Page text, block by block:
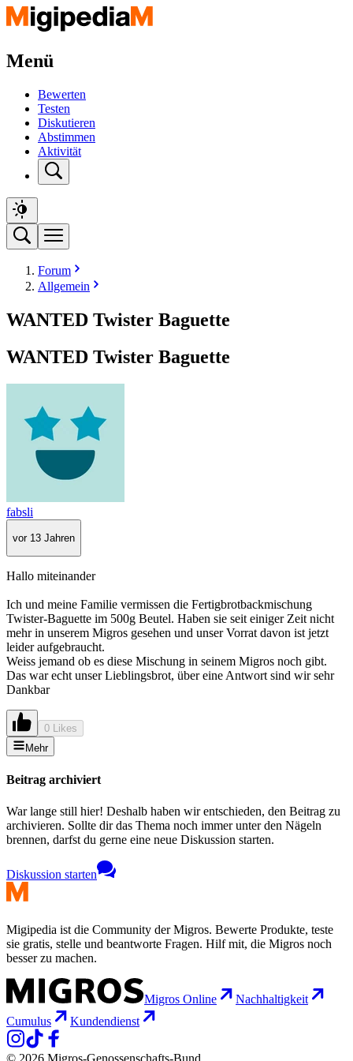
Menü
Bewerten
Testen
Diskutieren
Abstimmen
Aktivität
Forum
Allgemein
WANTED Twister Baguette
WANTED Twister Baguette
fabsli
vor 13 Jahren
Hallo miteinander
Ich und meine Familie vermissen die Fertigbrotbackmischung
Twister-Baguette im 500g Beutel. Haben sie seit einiger Zeit nicht
mehr in unserem Migros gesehen und unser Vorrat davon ist jetzt
leider aufgebraucht.
Weiss jemand ob es diese Mischung in seinem Migros noch gibt.
Das war echt unser Lieblingsbrot, über eine Antwort sind wir sehr
Dankbar
0 Likes
Mehr
Beitrag archiviert
War lange still hier! Deshalb haben wir entschieden, den Beitrag zu
archivieren. Sollte dir das Thema noch immer unter den Nägeln
brennen, darfst du gerne eine neue Diskussion starten.
Diskussion starten
Migipedia ist die Community der Migros. Bewerte Produkte, teste
sie gratis, stelle und beantworte Fragen. Hilf mit, die Migros noch
besser zu machen.
Migros Online
Nachhaltigkeit
Cumulus
Kundendienst
© 2026 Migros-Genossenschafts-Bund